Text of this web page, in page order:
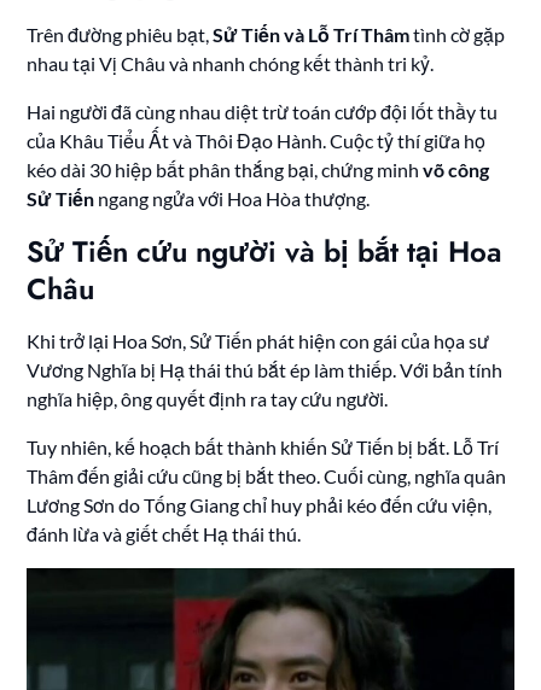
Trên đường phiêu bạt,Sử Tiến và Lỗ Trí Thâmtình cờ gặp
nhau tại Vị Châu và nhanh chóng kết thành tri kỷ.
Hai người đã cùng nhau diệt trừ toán cướp đội lốt thầy tu
của Khâu Tiểu Ất và Thôi Đạo Hành. Cuộc tỷ thí giữa họ
kéo dài 30 hiệp bất phân thắng bại, chứng minhvõ công
Sử Tiến ngang ngửa với Hoa Hòa thượng.
Sử Tiến cứu người và bị bắt tại Hoa
Châu
Khi trở lại Hoa Sơn, Sử Tiến phát hiện con gái của họa sư
Vương Nghĩa bị Hạ thái thú bắt ép làm thiếp. Với bản tính
nghĩa hiệp, ông quyết định ra tay cứu người.
Tuy nhiên, kế hoạch bất thành khiến Sử Tiến bị bắt. Lỗ Trí
Thâm đến giải cứu cũng bị bắt theo. Cuối cùng, nghĩa quân
Lương Sơn do Tống Giang chỉ huy phải kéo đến cứu viện,
đánh lừa và giết chết Hạ thái thú.